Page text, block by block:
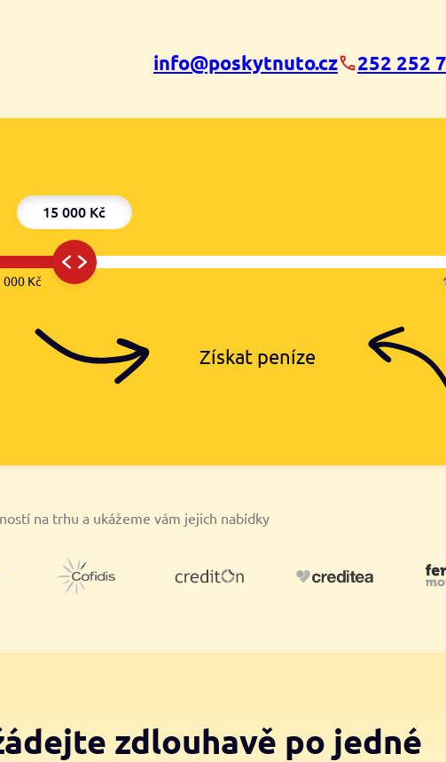
info@poskytnuto.cz 252 252
15 000 Kč
000 Kč
Získat peníze
na trhu a ukážeme vám jejich nabídky
zdlouhavě po jedné